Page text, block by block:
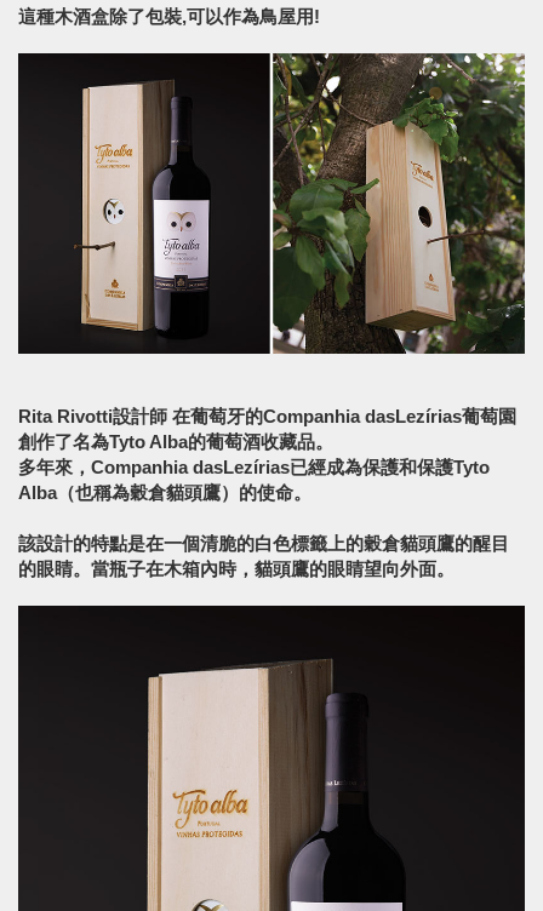
這種木酒盒除了包裝,可以作為鳥屋用!
Rita Rivotti設計師 在葡萄牙的Companhia dasLezírias葡萄園
創作了名為Tyto Alba的葡萄酒收藏品。
多年來，Companhia dasLezírias已經成為保護和保護Tyto
Alba（也稱為穀倉貓頭鷹）的使命。
該設計的特點是在一個清脆的白色標籤上的穀倉貓頭鷹的醒目
的眼睛。當瓶子在木箱內時，貓頭鷹的眼睛望向外面。